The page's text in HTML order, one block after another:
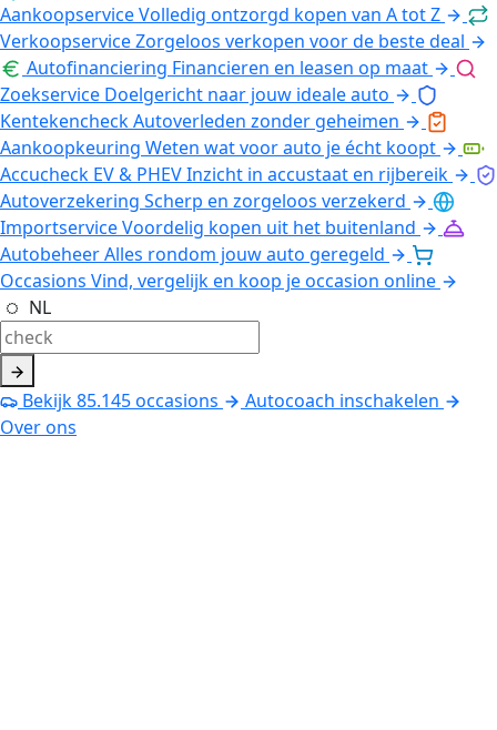
AankoopserviceVolledig ontzorgd kopen van A tot Z
VerkoopserviceZorgeloos verkopen voor de beste deal
Autofinanciering Financieren en leasen op maat
Zoekservice Doelgericht naar jouw ideale auto
KentekencheckAutoverleden zonder geheimen
Aankoopkeuring Weten wat voor auto je écht koopt
Accucheck EV & PHEVInzicht in accustaat en rijbereik
Autoverzekering Scherp en zorgeloos verzekerd
ImportserviceVoordelig kopen uit het buitenland
AutobeheerAlles rondom jouw auto geregeld
Occasions Vind, vergelijk en koop je occasion online
NL
Bekijk85.145occasions
Autocoach inschakelen
Over ons